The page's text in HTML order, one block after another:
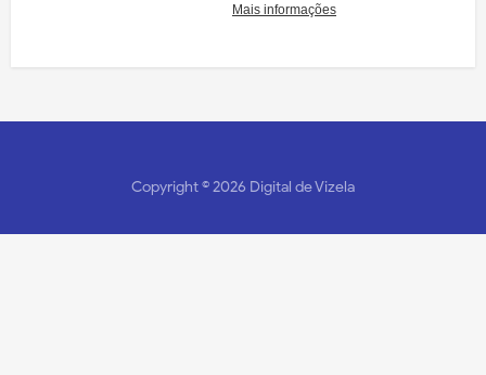
Copyright ©2026 Digital de Vizela